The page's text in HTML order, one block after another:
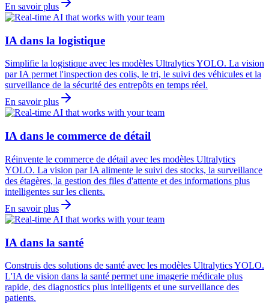
En savoir plus
IA dans la logistique
Simplifie la logistique avec les modèles Ultralytics YOLO. La vision
par IA permet l'inspection des colis, le tri, le suivi des véhicules et la
surveillance de la sécurité des entrepôts en temps réel.
En savoir plus
IA dans le commerce de détail
Réinvente le commerce de détail avec les modèles Ultralytics
YOLO. La vision par IA alimente le suivi des stocks, la surveillance
des étagères, la gestion des files d'attente et des informations plus
intelligentes sur les clients.
En savoir plus
IA dans la santé
Construis des solutions de santé avec les modèles Ultralytics YOLO.
L'IA de vision dans la santé permet une imagerie médicale plus
rapide, des diagnostics plus intelligents et une surveillance des
patients.